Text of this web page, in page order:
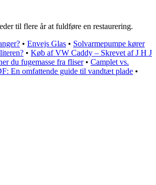
til flere år at fuldføre en restaurering.
• Envejs Glas • Solvarmepumpe kører
• Køb af VW Caddy – Skrevet af J H J
du fugemasse fra fliser• Camplet vs.
En omfattende guide til vandtæt plade •